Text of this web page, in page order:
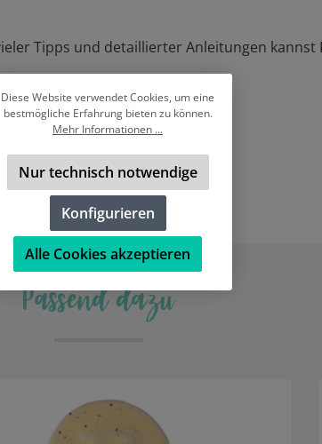
Tipps und detaillierter Anleitungen kannst
Passend dazu
Diese Website verwendet Cookies, um eine
bestmögliche Erfahrung bieten zu können.
Mehr Informationen ...
Nur technisch notwendige
Konfigurieren
Alle Cookies akzeptieren